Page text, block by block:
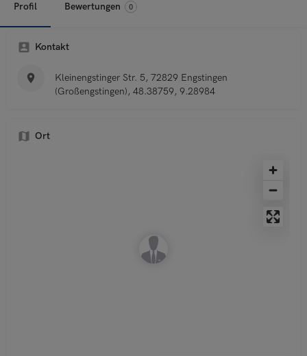
Profil Bewertungen 0
Kontakt
Kleinengstinger Str. 5, 72829 Engstingen
(Großengstingen), 48.38759, 9.28984
Ort